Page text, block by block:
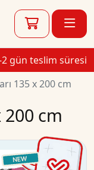
2 gün teslim süresi
135 x 200 cm
200 cm